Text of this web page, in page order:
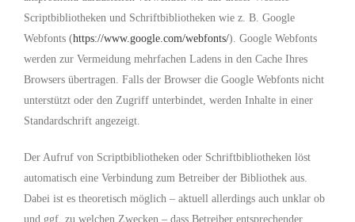
Scriptbibliotheken und Schriftbibliotheken wie z. B. Google
Webfonts (https://www.google.com/webfonts/). Google Webfonts
werden zur Vermeidung mehrfachen Ladens in den Cache Ihres
Browsers übertragen. Falls der Browser die Google Webfonts nicht
unterstützt oder den Zugriff unterbindet, werden Inhalte in einer
Standardschrift angezeigt.
Der Aufruf von Scriptbibliotheken oder Schriftbibliotheken löst
automatisch eine Verbindung zum Betreiber der Bibliothek aus.
Dabei ist es theoretisch möglich – aktuell allerdings auch unklar ob
und ggf. zu welchen Zwecken – dass Betreiber entsprechender